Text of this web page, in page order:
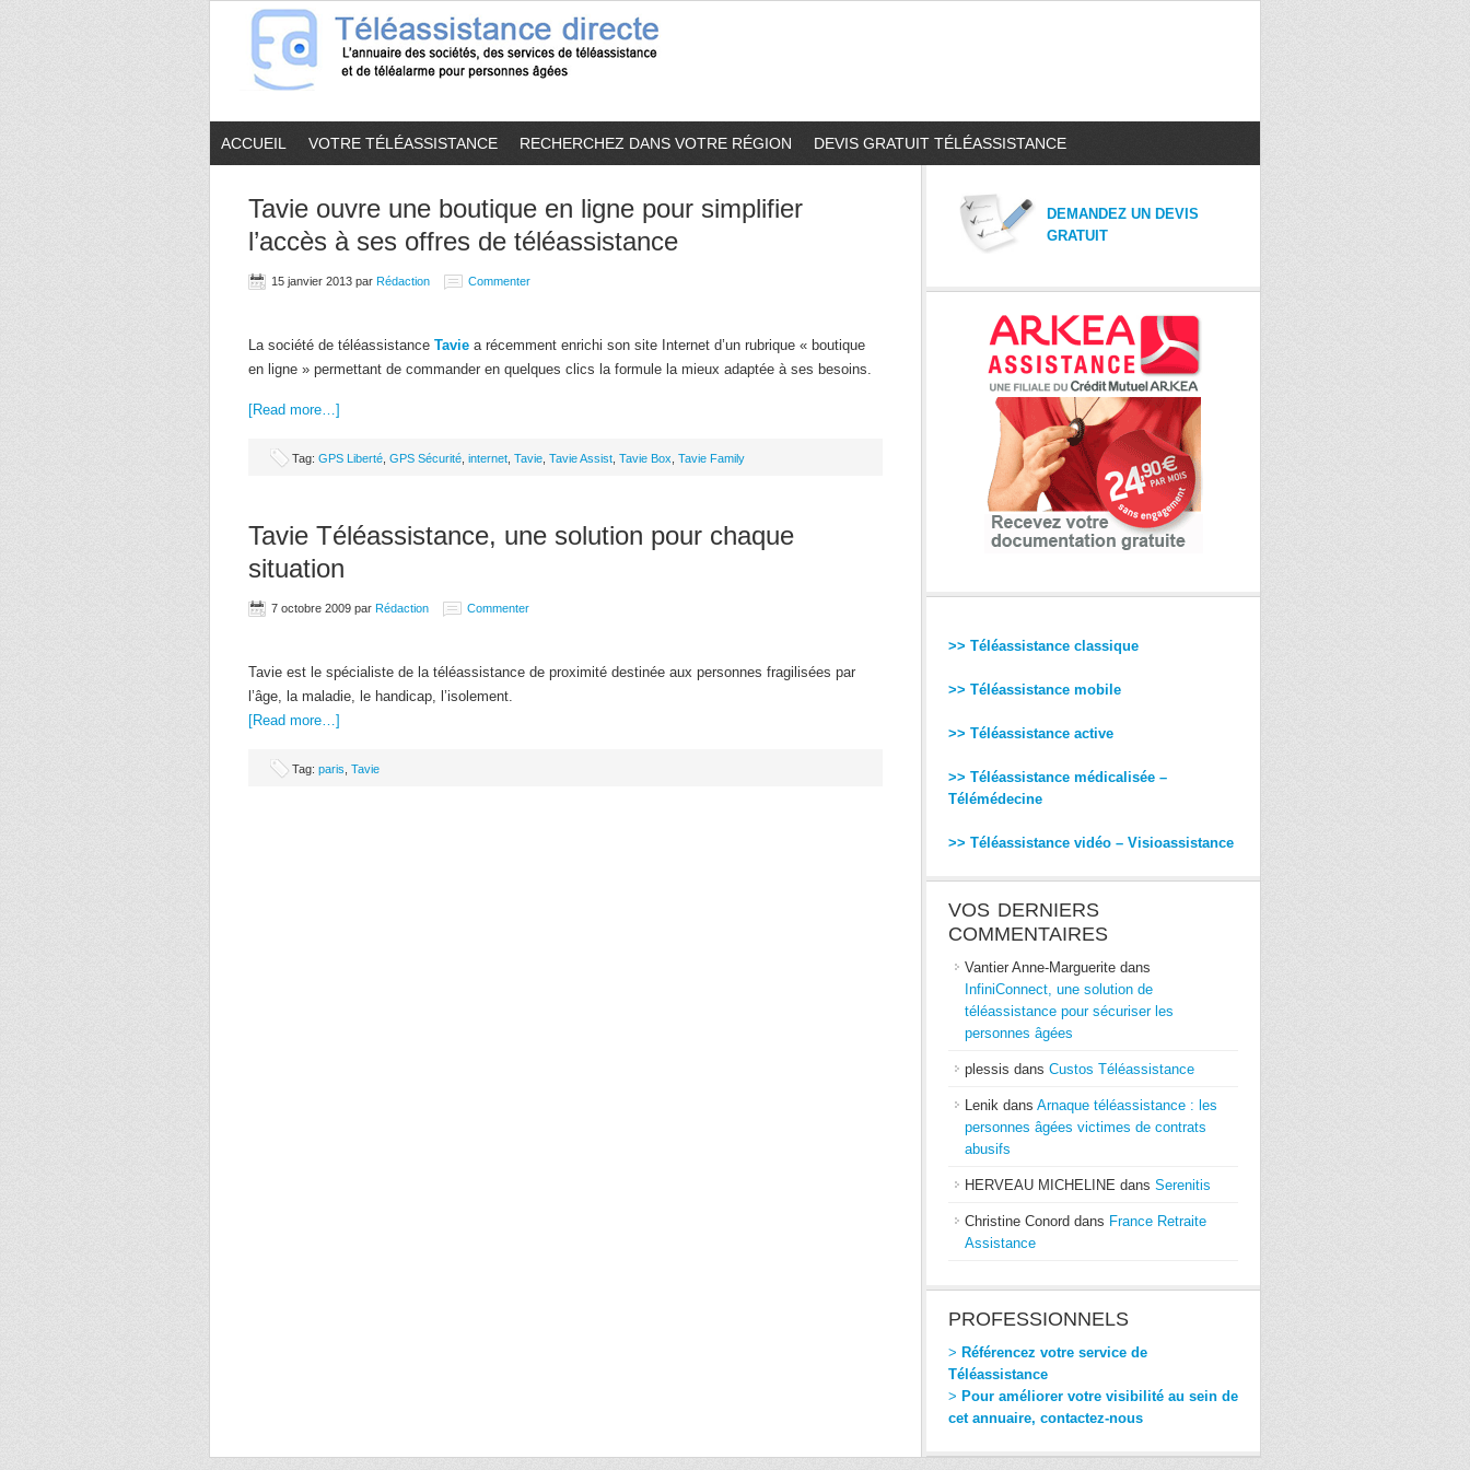
ACCUEIL VOTRE TÉLÉASSISTANCE RECHERCHEZ DANS VOTRE RÉGION DEVIS GRATUIT TÉLÉASSISTANCE
Tavie ouvre une boutique en ligne pour simplifier
l’accès à ses offres de téléassistance
15 janvier 2013 par Rédaction Commenter
La société de téléassistance Tavie a récemment enrichi son site Internet d’un rubrique « boutique
en ligne » permettant de commander en quelques clics la formule la mieux adaptée à ses besoins.
[Read more…]
Tag: GPS Liberté GPS Sécurité internet Tavie Tavie Assist Tavie Box Tavie Family
Tavie Téléassistance, une solution pour chaque
situation
7 octobre 2009 par Rédaction Commenter
Tavie est le spécialiste de la téléassistance de proximité destinée aux personnes fragilisées par
l’âge, la maladie, le handicap, l’isolement.
[Read more…]
Tag: paris Tavie
DEMANDEZ UN DEVIS
GRATUIT
>> Téléassistance classique
>> Téléassistance mobile
>> Téléassistance active
>> Téléassistance médicalisée –
Télémédecine
>> Téléassistance vidéo – Visioassistance
VOS DERNIERS
COMMENTAIRES
Vantier Anne-Marguerite dans
InfiniConnect, une solution de
téléassistance pour sécuriser les
personnes âgées
plessis dans Custos Téléassistance
Lenik dans Arnaque téléassistance : les
personnes âgées victimes de contrats
abusifs
HERVEAU MICHELINE dans Serenitis
Christine Conord dans France Retraite
Assistance
PROFESSIONNELS
> Référencez votre service de
Téléassistance
> Pour améliorer votre visibilité au sein de
cet annuaire, contactez-nous